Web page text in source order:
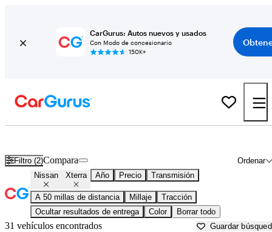
CarGurus: Autos nuevos y usados
Con Modo de concesionario
150K+
Filtro (2) Ordenar
Compara
Nissan Xterra Año Precio Transmisión
A 50 millas de distancia Millaje
Tracción
Ocultar resultados de entrega
Color Borrar todo
31 vehículos encontrados Guardar